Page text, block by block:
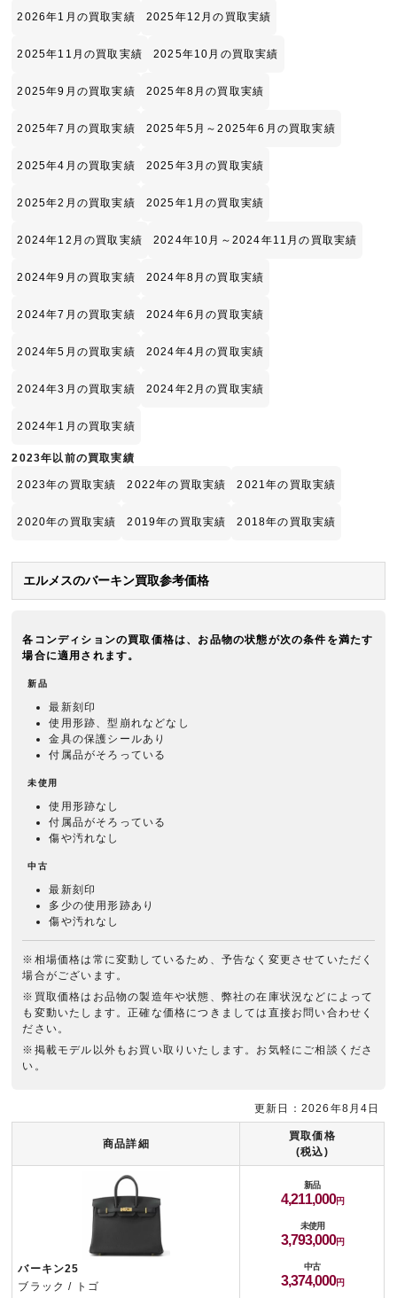
2026年1月の買取実績 2025年12月の買取実績
2025年11月の買取実績 2025年10月の買取実績
2025年9月の買取実績 2025年8月の買取実績
2025年7月の買取実績 2025年5月～2025年6月の買取実績
2025年4月の買取実績 2025年3月の買取実績
2025年2月の買取実績 2025年1月の買取実績
2024年12月の買取実績 2024年10月～2024年11月の買取実績
2024年9月の買取実績 2024年8月の買取実績
2024年7月の買取実績 2024年6月の買取実績
2024年5月の買取実績 2024年4月の買取実績
2024年3月の買取実績 2024年2月の買取実績
2024年1月の買取実績
2023年以前の買取実績
2023年の買取実績 2022年の買取実績 2021年の買取実績
2020年の買取実績 2019年の買取実績 2018年の買取実績
エルメスのバーキン買取参考価格
各コンディションの買取価格は、お品物の状態が次の条件を満たす
場合に適用されます。
新品
最新刻印
使用形跡、型崩れなどなし
金具の保護シールあり
付属品がそろっている
未使用
使用形跡なし
付属品がそろっている
傷や汚れなし
中古
最新刻印
多少の使用形跡あり
傷や汚れなし
※相場価格は常に変動しているため、予告なく変更させていただく
場合がございます。
※買取価格はお品物の製造年や状態、弊社の在庫状況などによって
も変動いたします。正確な価格につきましては直接お問い合わせく
ださい。
※掲載モデル以外もお買い取りいたします。お気軽にご相談くださ
い。
商品詳細
買取価格
(税込)
バーキン25
ブラック / トゴ
新品
4,211,000
未使用
3,793,000
中古
3,374,000
更新日：2026年8月4日